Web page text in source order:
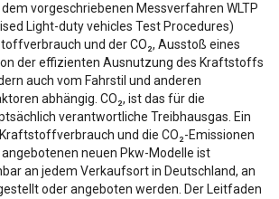
vorgeschriebenen Messverfahren WLTP
Light-duty vehicles Test Procedures)
und der CO₂, Ausstoß eines
der effizienten Ausnutzung des Kraftstoffs
auch vom Fahrstil und anderen
abhängig. CO₂, ist das für die
verantwortliche Treibhausgas. Ein
und die CO₂-Emissionen
neuen Pkw-Modelle ist
an jedem Verkaufsort in Deutschland, an
oder angeboten werden. Der Leitfaden